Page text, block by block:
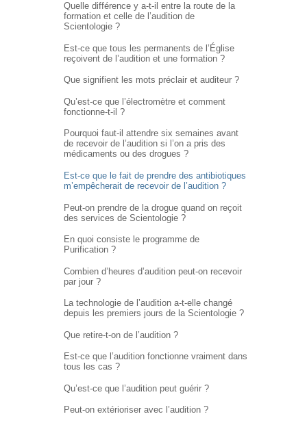
Quelle différence y a-t-il entre la route de la
formation et celle de l’audition de
Scientologie ?
Est-ce que tous les permanents de l’Église
reçoivent de l’audition et une formation ?
Que signifient les mots préclair et auditeur ?
Qu’est-ce que l’électromètre et comment
fonctionne-t-il ?
Pourquoi faut-il attendre six semaines avant
de recevoir de l’audition si l’on a pris des
médicaments ou des drogues ?
Est-ce que le fait de prendre des antibiotiques
m’empêcherait de recevoir de l’audition ?
Peut-on prendre de la drogue quand on reçoit
des services de Scientologie ?
En quoi consiste le programme de
Purification ?
Combien d’heures d’audition peut-on recevoir
par jour ?
La technologie de l’audition a-t-elle changé
depuis les premiers jours de la Scientologie ?
Que retire-t-on de l’audition ?
Est-ce que l’audition fonctionne vraiment dans
tous les cas ?
Qu’est-ce que l’audition peut guérir ?
Peut-on extérioriser avec l’audition ?